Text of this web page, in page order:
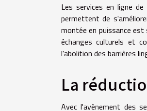
Les services en ligne
permettent de
montée en puissance
échanges culturels et
l'abolition des barrières
La
Avec l'avènement des